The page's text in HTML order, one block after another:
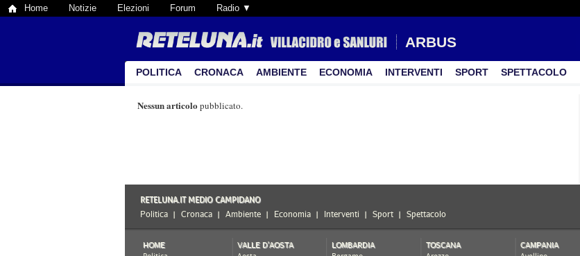
Home Notizie Elezioni Forum Radio ▼
ARBUS
POLITICA CRONACA AMBIENTE ECONOMIA INTERVENTI SPORT SPETTACOLO
Nessun articolo pubblicato.